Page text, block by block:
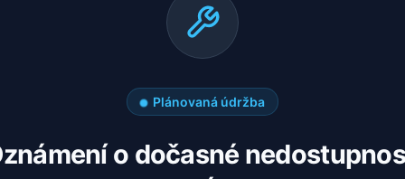
Plánovaná údržba
o dočasné